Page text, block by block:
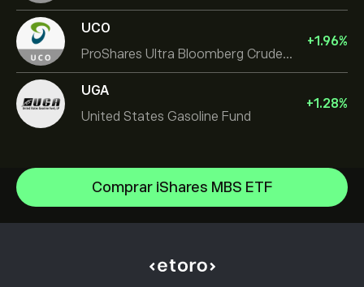
UCO
ProShares Ultra Bloomberg Crude Oil
+1.96%
UGA
United States Gasoline Fund
+1.28%
Comprar iShares MBS ETF
Invesco S&P 500 Equal Weight ETF
VanEck Semiconductor UCITS ETF
Centro de ayuda
Cómo funciona el CopyTrading